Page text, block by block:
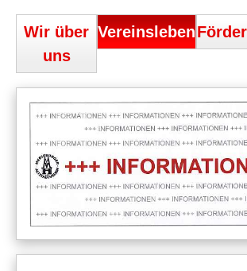
Wir über
uns
Vereinsleben